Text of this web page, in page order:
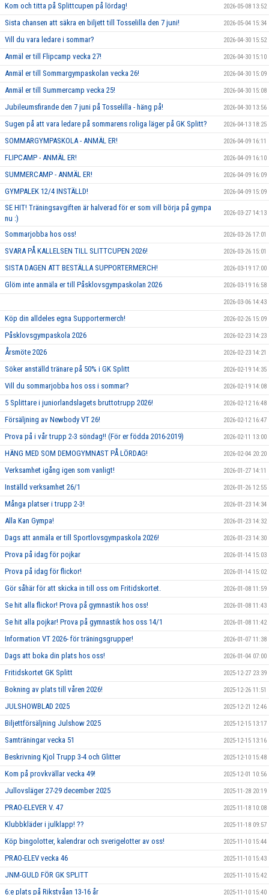
Kom och titta på Splittcupen på lördag! 2026-05-08 13:52
Sista chansen att säkra en biljett till Tosselilla den 7 juni! 2026-05-04 15:34
Vill du vara ledare i sommar? 2026-04-30 15:52
Anmäl er till Flipcamp vecka 27! 2026-04-30 15:10
Anmäl er till Sommargympaskolan vecka 26! 2026-04-30 15:09
Anmäl er till Summercamp vecka 25! 2026-04-30 15:08
Jubileumsfirande den 7 juni på Tosselilla - häng på! 2026-04-30 13:56
Sugen på att vara ledare på sommarens roliga läger på GK Splitt? 2026-04-13 18:25
SOMMARGYMPASKOLA - ANMÄL ER! 2026-04-09 16:11
FLIPCAMP - ANMÄL ER! 2026-04-09 16:10
SUMMERCAMP - ANMÄL ER! 2026-04-09 16:09
GYMPALEK 12/4 INSTÄLLD! 2026-04-09 15:09
SE HIT! Träningsavgiften är halverad för er som vill börja på gympa
nu :)
2026-03-27 14:13
Sommarjobba hos oss! 2026-03-26 17:01
SVARA PÅ KALLELSEN TILL SLITTCUPEN 2026! 2026-03-26 15:01
SISTA DAGEN ATT BESTÄLLA SUPPORTERMERCH! 2026-03-19 17:00
Glöm inte anmäla er till Påsklovsgympaskolan 2026 2026-03-19 16:58
2026-03-06 14:43
Köp din alldeles egna Supportermerch! 2026-02-26 15:09
Påsklovsgympaskola 2026 2026-02-23 14:23
Årsmöte 2026 2026-02-23 14:21
Söker anställd tränare på 50% i GK Splitt 2026-02-19 14:35
Vill du sommarjobba hos oss i sommar? 2026-02-19 14:08
5 Splittare i juniorlandslagets bruttotrupp 2026! 2026-02-12 16:48
Försäljning av Newbody VT 26! 2026-02-12 16:47
Prova på i vår trupp 2-3 söndag!! (För er födda 2016-2019) 2026-02-11 13:00
HÄNG MED SOM DEMOGYMNAST PÅ LÖRDAG! 2026-02-04 20:20
Verksamhet igång igen som vanligt! 2026-01-27 14:11
Inställd verksamhet 26/1 2026-01-26 12:55
Många platser i trupp 2-3! 2026-01-23 14:34
Alla Kan Gympa! 2026-01-23 14:32
Dags att anmäla er till Sportlovsgympaskola 2026! 2026-01-23 14:30
Prova på idag för pojkar 2026-01-14 15:03
Prova på idag för flickor! 2026-01-14 15:02
Gör såhär för att skicka in till oss om Fritidskortet. 2026-01-08 11:59
Se hit alla flickor! Prova på gymnastik hos oss! 2026-01-08 11:43
Se hit alla pojkar! Prova på gymnastik hos oss 14/1 2026-01-08 11:42
Information VT 2026- för träningsgrupper! 2026-01-07 11:38
Dags att boka din plats hos oss! 2026-01-04 07:00
Fritidskortet GK Splitt 2025-12-27 23:39
Bokning av plats till våren 2026! 2025-12-26 11:51
JULSHOWBLAD 2025 2025-12-21 12:46
Biljettförsäljning Julshow 2025 2025-12-15 13:17
Samträningar vecka 51 2025-12-15 13:16
Beskrivning Kjol Trupp 3-4 och Glitter 2025-12-10 15:48
Kom på provkvällar vecka 49! 2025-12-01 10:56
Jullovsläger 27-29 december 2025 2025-11-28 20:19
PRAO-ELEVER V. 47 2025-11-18 10:08
Klubbkläder i julklapp! ?? 2025-11-18 09:57
Köp bingolotter, kalendrar och sverigelotter av oss! 2025-11-10 15:44
PRAO-ELEV vecka 46 2025-11-10 15:43
JNM-GULD FÖR GK SPLITT 2025-11-10 15:42
6:e plats på Rikstvåan 13-16 år 2025-11-10 15:40